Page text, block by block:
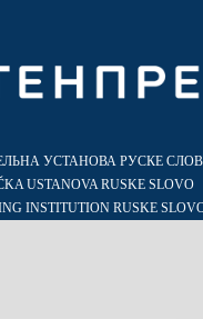
УСТАНОВА РУСКЕ
USTANOVA RUSKE SLOVO
INSTITUTION RUSKE